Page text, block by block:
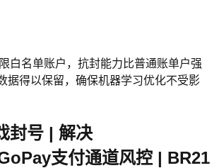
白名单账户，抗封能力比普通账单户强
据得以保留，确保机器学习优化不受影
封号 | 解决
支付通道风控 | BR21